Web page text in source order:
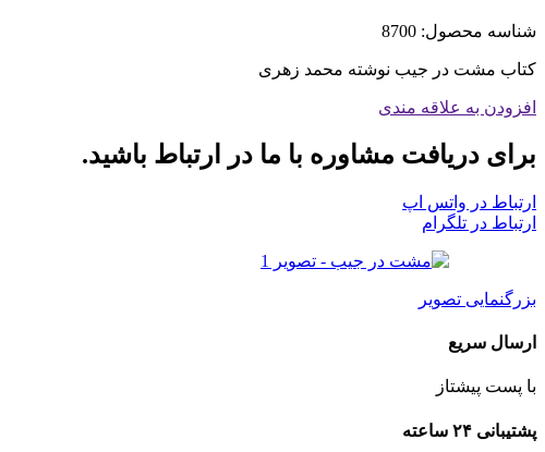
شناسه محصول: 8700
کتاب مشت در جیب نوشته محمد زهری
افزودن به علاقه مندی
برای دریافت مشاوره با ما در ارتباط باشید.
ارتباط در واتس اپ
ارتباط در تلگرام
بزرگنمایی تصویر
ارسال سریع
با پست پیشتاز
پشتیبانی ۲۴ ساعته